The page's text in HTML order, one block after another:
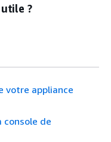
?
votre appliance
console de